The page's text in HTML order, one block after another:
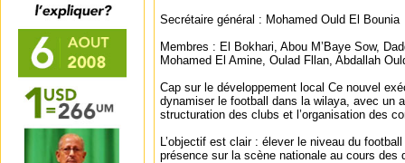
Secrétaire général : Mohamed Ould El Bounia
Membres : El Bokhari, Abou M’Baye Sow,
Mohamed El Amine, Oulad Fllan, Abdallah
Cap sur le développement local Ce nouvel
dynamiser le football dans la wilaya, avec un
structuration des clubs et l’organisation des
L’objectif est clair : élever le niveau du
présence sur la scène nationale au cours des